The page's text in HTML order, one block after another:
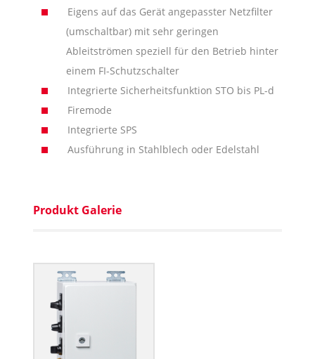
Eigens auf das Gerät angepasster Netzfilter
(umschaltbar) mit sehr geringen
Ableitströmen speziell für den Betrieb hinter
einem FI-Schutzschalter
Integrierte Sicherheitsfunktion STO bis PL-d
Firemode
Integrierte SPS
Ausführung in Stahlblech oder Edelstahl
Produkt Galerie